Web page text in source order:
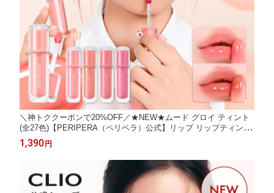
＼神トククーポンで20%OFF／★NEW★ムード グロイ ティント
(全27色)【PERIPERA（ペリペラ）公式】リップ リップティント
リップグロウ 水膜ちゅるリップ ちゅる桃リップ スティック 韓国
コスメ うるツヤ リップグロス ピーチ 保湿 縦ジワ
1,390円